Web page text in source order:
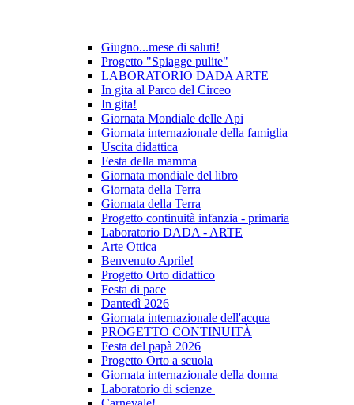
Giugno...mese di saluti!
Progetto "Spiagge pulite"
LABORATORIO DADA ARTE
In gita al Parco del Circeo
In gita!
Giornata Mondiale delle Api
Giornata internazionale della famiglia
Uscita didattica
Festa della mamma
Giornata mondiale del libro
Giornata della Terra
Giornata della Terra
Progetto continuità infanzia - primaria
Laboratorio DADA - ARTE
Arte Ottica
Benvenuto Aprile!
Progetto Orto didattico
Festa di pace
Dantedì 2026
Giornata internazionale dell'acqua
PROGETTO CONTINUITÀ
Festa del papà 2026
Progetto Orto a scuola
Giornata internazionale della donna
Laboratorio di scienze